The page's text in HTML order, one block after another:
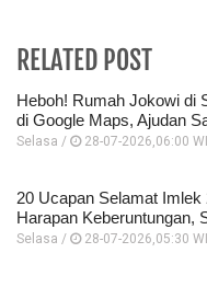
RELATED POST
Heboh! Rumah Jokowi di
di Google Maps, Ajudan
Selasa / 28-07-2026,06:00
20 Ucapan Selamat Imlek
Harapan Keberuntungan,
Selasa / 28-07-2026,05:30